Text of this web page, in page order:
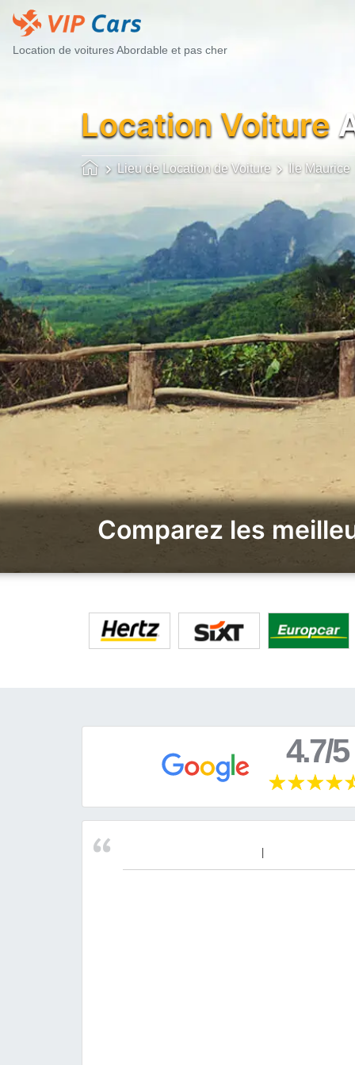
Location de voitures Abordable et pas cher
Location Voiture
Lieu de Location de Voiture Ile Maurice
Comparez les
4.7/5